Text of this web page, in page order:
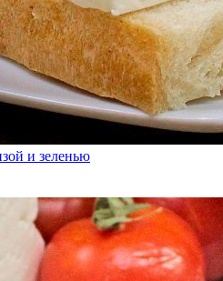
и зеленью